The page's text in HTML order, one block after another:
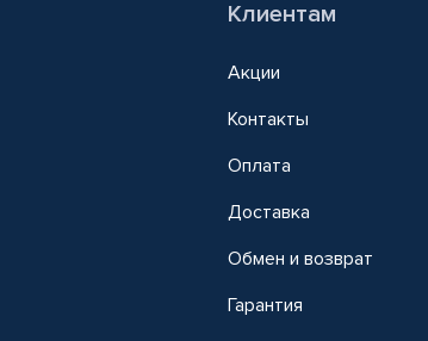
Клиентам
Акции
Контакты
Оплата
Доставка
Обмен и возврат
Гарантия